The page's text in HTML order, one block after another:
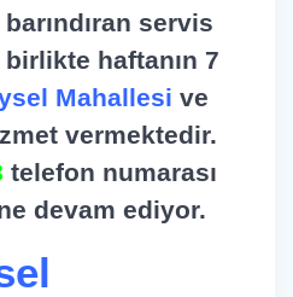
servis
birlikte haftanın 7
Mahallesi ve
vermektedir.
telefon numarası
devam ediyor.